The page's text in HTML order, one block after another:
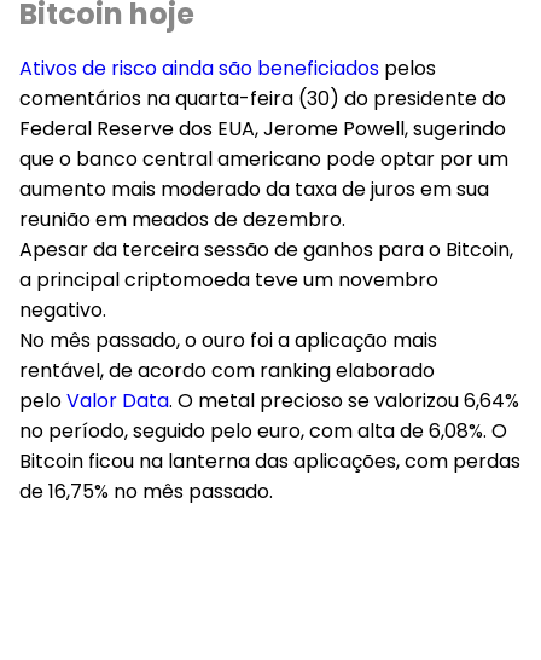
Bitcoin hoje
Ativos de risco ainda são beneficiados pelos
comentários na quarta-feira (30) do presidente do
Federal Reserve dos EUA, Jerome Powell, sugerindo
que o banco central americano pode optar por um
aumento mais moderado da taxa de juros em sua
reunião em meados de dezembro.
Apesar da terceira sessão de ganhos para o Bitcoin,
a principal criptomoeda teve um novembro
negativo.
No mês passado, o ouro foi a aplicação mais
rentável, de acordo com ranking elaborado
peloValor Data. O metal precioso se valorizou 6,64%
no período, seguido pelo euro, com alta de 6,08%. O
Bitcoin ficou na lanterna das aplicações, com perdas
de 16,75% no mês passado.